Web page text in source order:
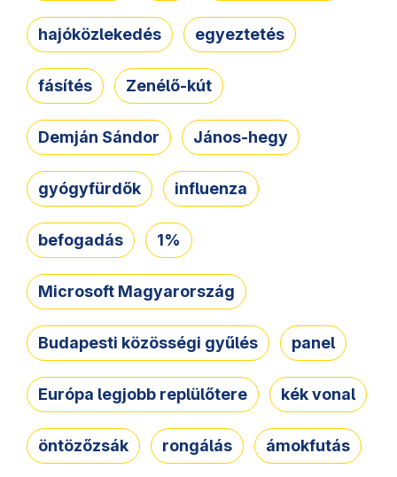
hajóközlekedés egyeztetés
fásítés Zenélő-kút
Demján Sándor János-hegy
gyógyfürdők influenza
befogadás 1%
Microsoft Magyarország
Budapesti közösségi gyűlés panel
Európa legjobb replülőtere kék vonal
öntözőzsák rongálás ámokfutás